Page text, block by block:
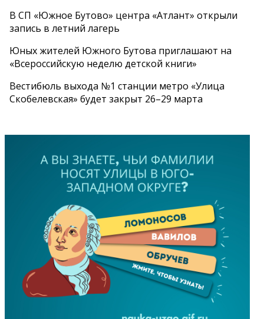
В СП «Южное Бутово» центра «Атлант» открыли
запись в летний лагерь
Юных жителей Южного Бутова приглашают на
«Всероссийскую неделю детской книги»
Вестибюль выхода №1 станции метро «Улица
Скобелевская» будет закрыт 26–29 марта